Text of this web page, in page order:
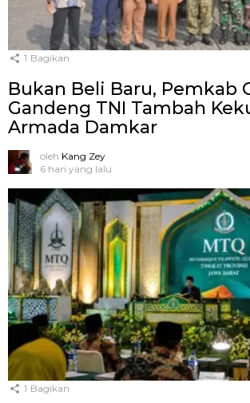
1 Bagikan
Bukan Beli Baru, Pemkab
Gandeng TNI Tambah
Armada Damkar
oleh Kang Zey
6 hari yang lalu
1 Bagikan